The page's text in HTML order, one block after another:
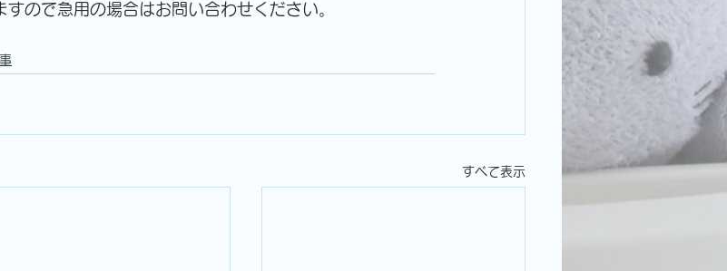
ので急用の場合はお問い合わせください。
すべて表示